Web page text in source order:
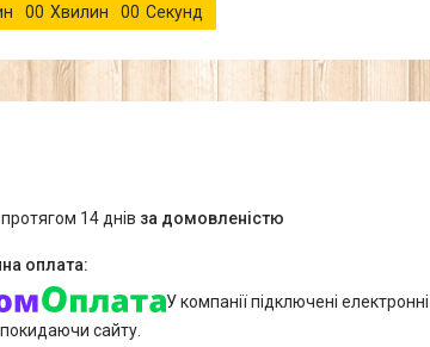
00 Хвилин 00 Секунд
14 днів за домовленістю
У компанії підключені
сайту.